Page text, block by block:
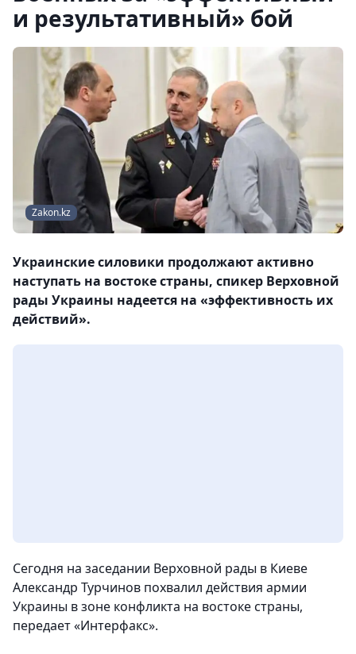
и результативный» бой
Zakon.kz
Украинские силовики продолжают активно
наступать на востоке страны, спикер Верховной
рады Украины надеется на «эффективность их
действий».
Сегодня на заседании Верховной рады в Киеве
Александр Турчинов похвалил действия армии
Украины в зоне конфликта на востоке страны,
передает «Интерфакс».